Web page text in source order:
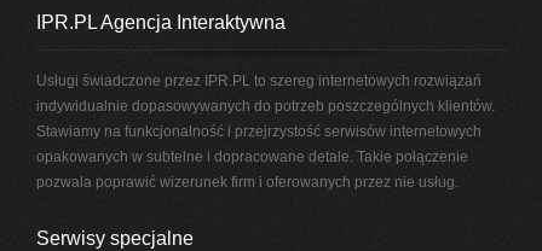
IPR.PL Agencja Interaktywna
Usługi świadczone przez IPR.PL to szereg internetowych rozwiązań
indywidualnie dopasowywanych do potrzeb poszczególnych klientów.
Stawiamy na funkcjonalność i przejrzystość serwisów internetowych
opakowanych w subtelne i dopracowane detale. Takie połączenie
pozwala poprawić wizerunek firm i oferowanych przez nie usług.
Serwisy specjalne